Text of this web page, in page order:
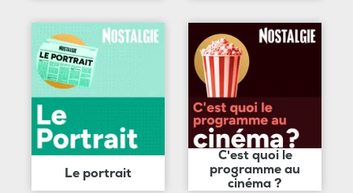
Le portrait
C'est quoi le
programme au
cinéma ?